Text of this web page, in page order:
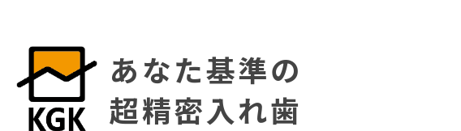
あなた基準の
超精密入れ歯